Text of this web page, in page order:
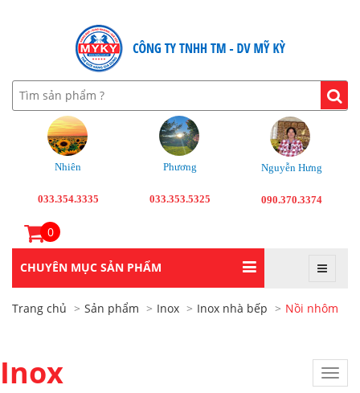
Nhiên
033.354.3335
Phương
033.353.5325
Nguyễn Hưng
090.370.3374
0
CHUYÊN MỤC SẢN PHẨM
Trang chủ Sản phẩm Inox Inox nhà bếp Nồi nhôm
Inox